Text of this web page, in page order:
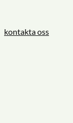
kontakta oss